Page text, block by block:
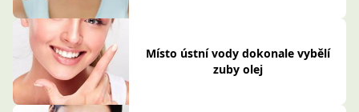
Místo ústní vody dokonale vybělí
zuby olej